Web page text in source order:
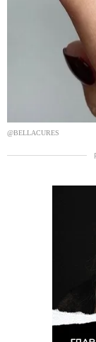
@BELLACURES